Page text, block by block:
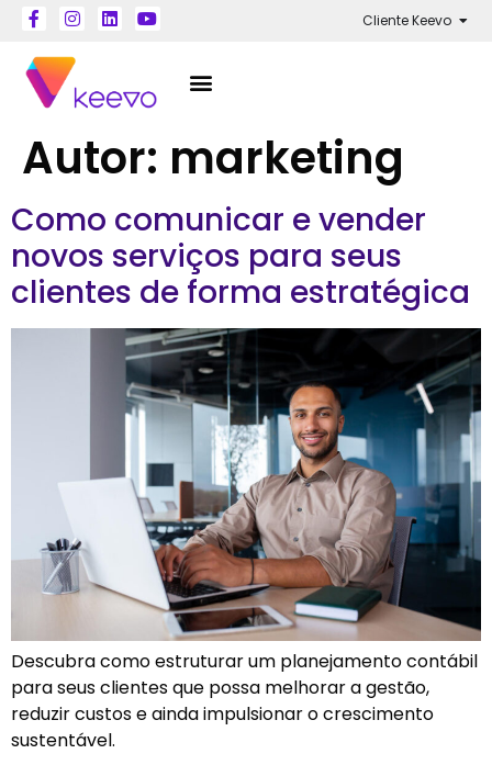
Cliente Keevo
Autor: marketing
Como comunicar e vender
novos serviços para seus
clientes de forma estratégica
Descubra como estruturar um planejamento contábil
para seus clientes que possa melhorar a gestão,
reduzir custos e ainda impulsionar o crescimento
sustentável.